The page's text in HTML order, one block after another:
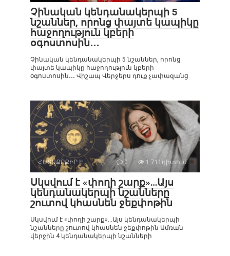
Չինական կենդանակերպի 5
նշաններ, որոնց փայտե կապիկը
հաջողություն կբերի
օգոստոսին․․․
Չինական կենդանակերպի 5 նշաններ, որոնց
փայտե կապիկը հաջողություն կբերի
օգոստոսին․․․ Վիշապ Վերջերս դուք չափազանց
ՀԵՏԱՔՐՔԻՐ Է 0 1 711դիտում
Սկսվում է «փողի շարք»…Այս
կենդանակերպի նշանները
շուտով կհասնեն ջեքփոթին
Սկսվում է «փողի շարք»…Այս կենդանակերպի
նշանները շուտով կհասնեն ջեքփոթին Ամռան
վերջին 4 կենդանակերպի նշանների